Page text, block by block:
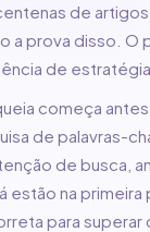
de
a prova disso. O
de estratégia.
começa
de palavras-
de busca,
estão na primeira
para superar